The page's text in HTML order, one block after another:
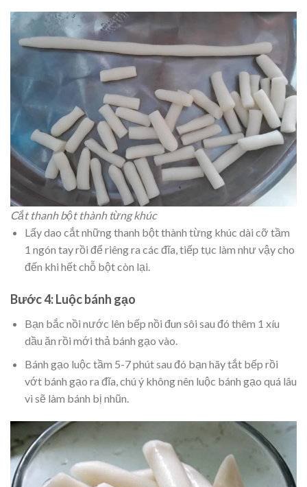
Cắt thanh bột thành từng khúc
Lấy dao cắt những thanh bột thành từng khúc dài cỡ tầm
1 ngón tay rồi để riêng ra các đĩa, tiếp tục làm như vậy cho
đến khi hết chỗ bột còn lại.
Bước 4: Luộc bánh gạo
Bạn bắc nồi nước lên bếp nồi đun sôi sau đó thêm 1 xíu
dầu ăn rồi mới thả bánh gạo vào.
Bánh gạo luộc tầm 5-7 phút sau đó bạn hãy tắt bếp rồi
vớt bánh gạo ra đĩa, chú ý không nên luộc bánh gạo quá lâu
vì sẽ làm bánh bị nhũn.